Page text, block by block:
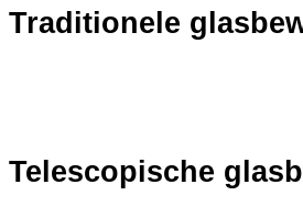
Traditionele
Telescopische